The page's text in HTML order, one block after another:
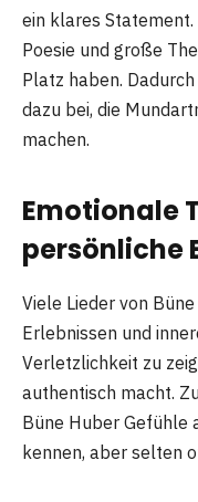
ein klares
Poesie und große
Platz haben.
dazu bei, die
machen.
Emotionale
persönliche
Viele Lieder von
Erlebnissen und
Verletzlichkeit zu
authentisch macht.
Büne Huber Gefühle
kennen, aber selten